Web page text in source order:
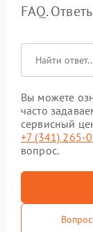
FAQ.
Вы можете
часто
сервисный
+7 (341) 265-
вопрос.